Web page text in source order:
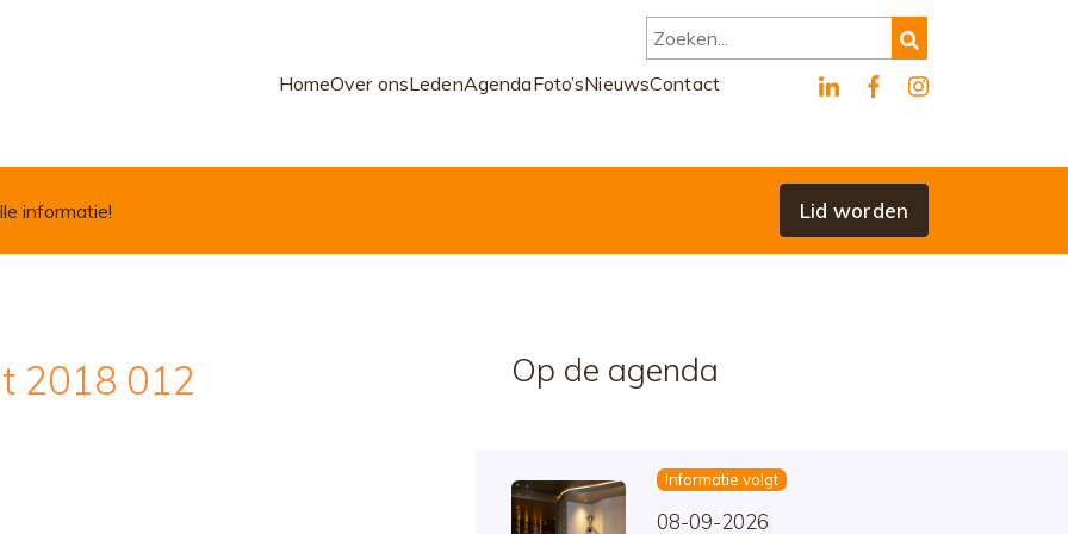
HomeOver onsLedenAgendaFoto’sNieuwsContact
Zoeken...
informatie! Lid worden
2018 012 Op de agenda
Informatie volgt
08-09-2026